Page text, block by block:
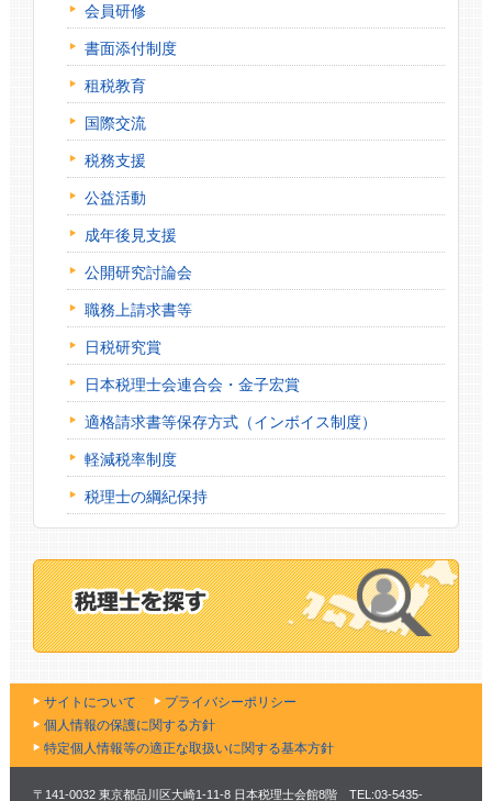
会員研修
書面添付制度
租税教育
国際交流
税務支援
公益活動
成年後見支援
公開研究討論会
職務上請求書等
日税研究賞
日本税理士会連合会・金子宏賞
適格請求書等保存方式（インボイス制度）
軽減税率制度
税理士の綱紀保持
サイトについて
プライバシーポリシー
個人情報の保護に関する方針
特定個人情報等の適正な取扱いに関する基本方針
〒141-0032 東京都品川区大崎1-11-8 日本税理士会館8階 TEL:03-5435-